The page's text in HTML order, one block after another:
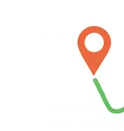
Описание
Вяз
Кора на